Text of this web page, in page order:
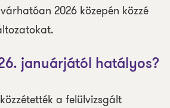
2026 közepén közzé
januárjától hatályos?
a felülvizsgált